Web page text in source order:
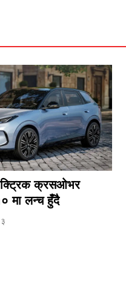
क्रसओभर
मा लन्च हुँदै